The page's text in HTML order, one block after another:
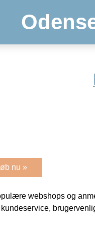
nu »
webshops og